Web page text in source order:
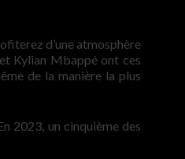
d’une atmosphère
Kylian Mbappé ont ces
de la manière la plus
2023, un cinquième des